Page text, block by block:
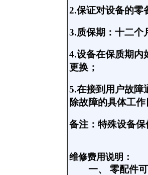
2.保证对设备的零
3.质保期：十二个
4.设备在保质期内
更换；
5.在接到用户故障
除故障的具体工作
备注：特殊设备
维修费用说明：
一、
零配件